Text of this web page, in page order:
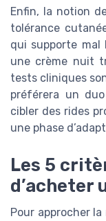
Enfin, la notion
tolérance
qui supporte mal
une crème nuit
tests cliniques
préférera un
cibler des rides
une phase
Les 5
d’acheter
Pour approcher